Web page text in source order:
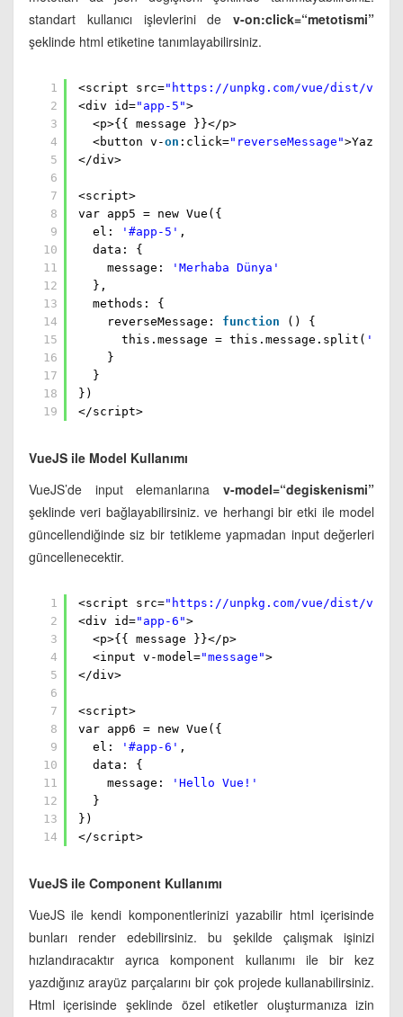
standart kullanıcı işlevlerini dev-on:click=“metotismi”
şeklinde html etiketine tanımlayabilirsiniz.
1
2
3
4
5
6
7
8
9
10
11
12
13
14
15
16
17
18
19
<script src=" https://unpkg.com/vue/dist/
<div id="app-5">
<p>{{ message }}</p>
<button v-on :click="reverseMessage"
</div>
<script>
var app5 = new Vue({
el:
'#app-5' ,
data: {
message:
'Merhaba Dünya'
},
methods: {
reverseMessage: function
() {
this.message = this.message.split( ''
}
}
})
</script>
VueJS ile Model Kullanımı
VueJS’de input elemanlarınav-model=“degiskenismi”
şeklinde veri bağlayabilirsiniz. ve herhangi bir etki ile model
güncellendiğinde siz bir tetikleme yapmadan input değerleri
güncellenecektir.
1
2
3
4
5
6
7
8
9
10
11
12
13
14
<script src=" https://unpkg.com/vue/dist/
<div id="app-6">
<p>{{ message }}</p>
<input v-model="message">
</div>
<script>
var app6 = new Vue({
el:
'#app-6' ,
data: {
message:
'Hello Vue!'
}
})
</script>
VueJS ile Component Kullanımı
VueJS ile kendi komponentlerinizi yazabilir html içerisinde
bunları render edebilirsiniz. bu şekilde çalışmak işinizi
hızlandıracaktır ayrıca komponent kullanımı ile bir kez
yazdığınız arayüz parçalarını bir çok projede kullanabilirsiniz.
Html içerisinde şeklinde özel etiketler oluşturmanıza izin